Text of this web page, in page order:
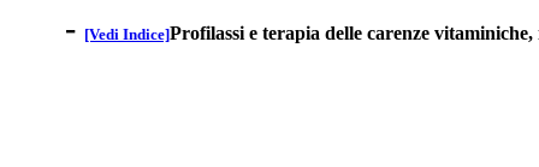
- [Vedi Indice]Profilassi e terapia delle carenze